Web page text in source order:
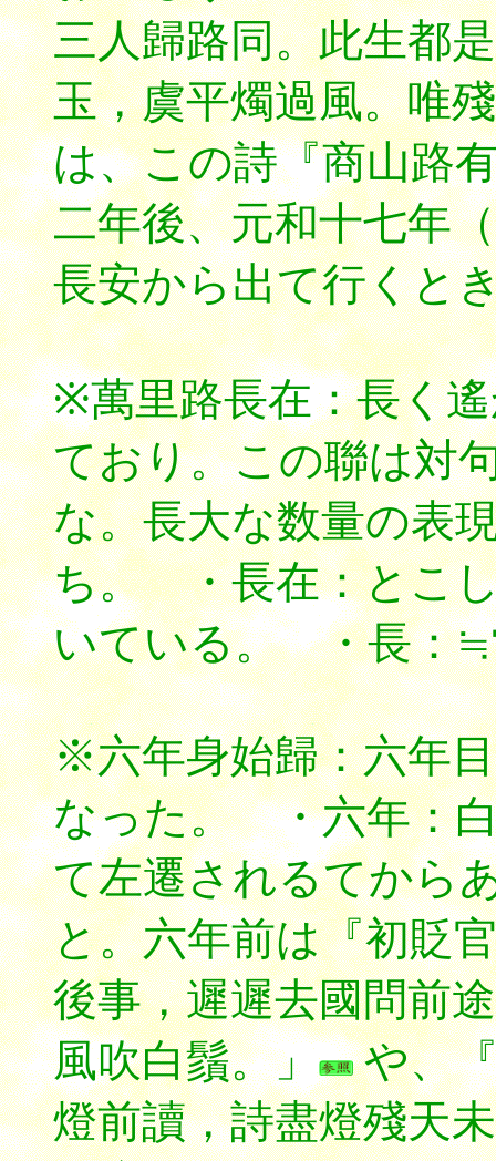
三人歸路同。此生都
玉，虞平燭過風。唯
は、この詩『商山路
二年後、元和十七年
長安から出て行くと
※萬里路長在：長く
ており。この聯は対
な。長大な数量の表
ち。 ・長在：とこ
いている。 ・長：≒
※六年身始歸：六年
なった。 ・六年：
て左遷されるてから
と。六年前は『初貶
後事，遲遲去國問前
風吹白鬚。」
や、
燈前讀，詩盡燈殘天